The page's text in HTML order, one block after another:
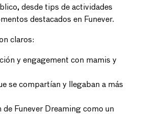
desde tips de actividades
destacados en Funever.
claros:
y engagement con mamis y
se compartían y llegaban a más
de Funever Dreaming como un